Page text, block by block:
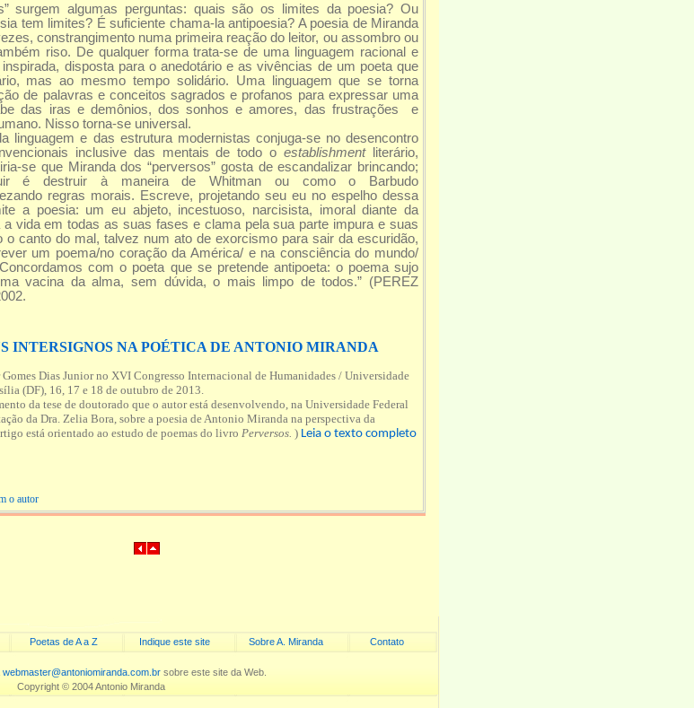
surgem algumas perguntas: quais são os limites da poesia? Ou
tem limites? É suficiente chama-la antipoesia? A poesia de Miranda
constrangimento numa primeira reação do leitor, ou assombro ou
riso. De qualquer forma trata-se de uma linguagem racional e
disposta para o anedotário e as vivências de um poeta que
mas ao mesmo tempo solidário. Uma linguagem que se torna
de palavras e conceitos sagrados e profanos para expressar uma
das iras e demônios, dos sonhos e amores, das frustrações e
Nisso torna-se universal.
linguagem e das estrutura modernistas conjuga-se no desencontro
inclusive das mentais de todo o establishment
literário,
se que Miranda dos “perversos” gosta de escandalizar brincando;
é destruir à maneira de Whitman ou como o Barbudo
regras morais. Escreve, projetando seu eu no espelho dessa
a poesia: um eu abjeto, incestuoso, narcisista, imoral diante da
a vida em todas as suas fases e clama pela sua parte impura e suas
o canto do mal, talvez num ato de exorcismo para sair da escuridão,
um poema/no coração da América/ e na consciência do mundo/
com o poeta que se pretende antipoeta: o poema sujo
vacina da alma, sem dúvida, o mais limpo de todos.” (PEREZ
INTERSIGNOS NA POÉTICA DE ANTONIO MIRANDA
Dias Junior no XVI Congresso Internacional de Humanidades / Universidade
(DF), 16, 17 e 18 de outubro de 2013.
da tese de doutorado que o autor está desenvolvendo, na Universidade Federal
da Dra. Zelia Bora, sobre a poesia de Antonio Miranda na perspectiva da
está orientado ao estudo de poemas do livro Perversos. ) Leia o texto completo
o autor
Poetas de A a Z Indique este site Sobre A. Miranda Contato
webmaster@antoniomiranda.com.brsobre este site da Web.
Copyright © 2004 Antonio Miranda